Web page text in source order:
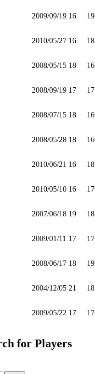
2009/09/19 16
2010/05/27 16
2008/05/15 18
2008/09/19 17
2008/07/15 18
2008/05/28 18
2010/06/21 16
2010/05/10 16
2007/06/18 19
2009/01/11 17
2008/06/17 18
2004/12/05 21
2009/05/22 17
for Players